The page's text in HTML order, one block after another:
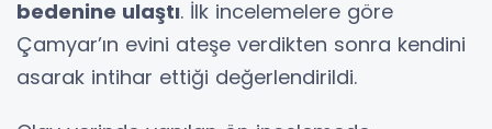
bedenine ulaştı. İlk incelemelere göre
Çamyar’ın evini ateşe verdikten sonra kendini
asarak intihar ettiği değerlendirildi.